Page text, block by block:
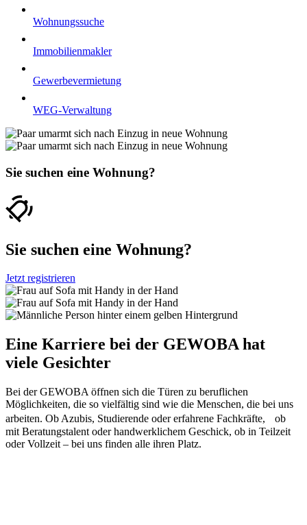
Wohnungssuche
Immobilienmakler
Gewerbevermietung
WEG-Verwaltung
Sie suchen eine Wohnung?
Sie suchen eine Wohnung?
Jetzt registrieren
Eine Karriere bei der GEWOBA hat
viele Gesichter
Bei der GEWOBA öffnen sich die Türen zu beruflichen
Möglichkeiten, die so vielfältig sind wie die Menschen, die bei uns
arbeiten. Ob Azubis, Studierende oder erfahrene Fachkräfte, ob
mit Beratungstalent oder handwerklichem Geschick, ob in Teilzeit
oder Vollzeit – bei uns finden alle ihren Platz.